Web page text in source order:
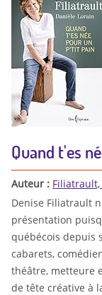
Quand t'es
Auteur :
Denise Filiatrault
présentation
québécois depuis
cabarets,
théâtre, metteure
de tête créative à